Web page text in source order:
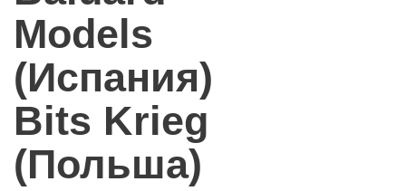
Models
(Испания)
Bits Krieg
(Польша)